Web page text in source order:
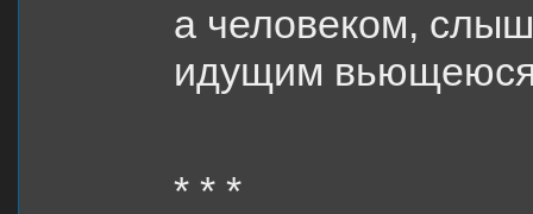
а человеком,
идущим вьющеюся
* * *